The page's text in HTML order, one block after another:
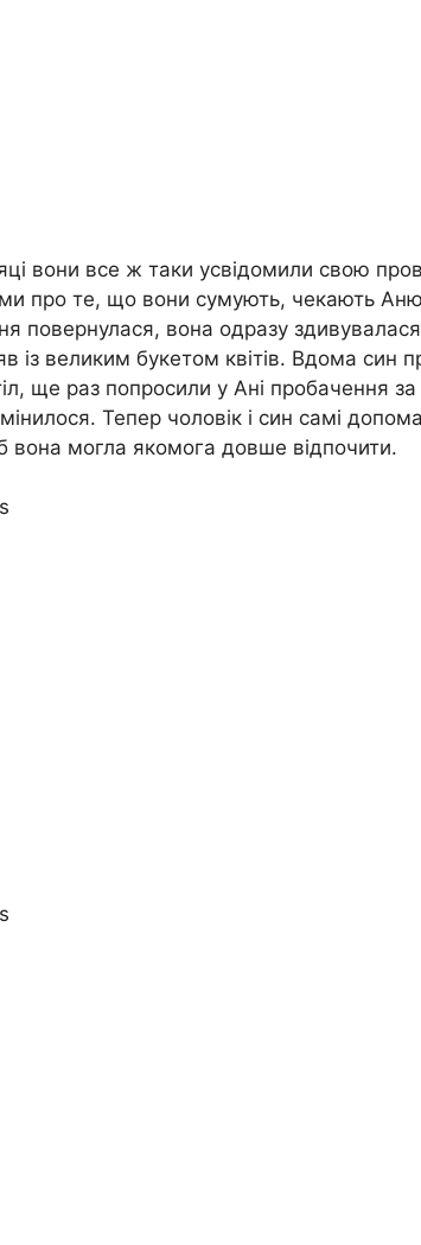
вони все ж таки усвідомили свою
про те, що вони сумують, чекають
повернулася, вона одразу здивувалася,
із великим букетом квітів. Вдома син
ще раз попросили у Ані пробачення
Тепер чоловік і син самі
вона могла якомога довше відпочити.